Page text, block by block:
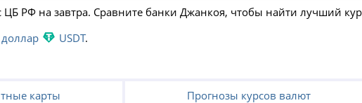
РФ на завтра. Сравните банки Джанкоя, чтобы найти лучший
USDT.
карты Прогнозы курсов валют